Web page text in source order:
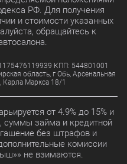
РФ. Для получения
и стоимости указанных
обращайтесь к
КПП: 544801001
область, г Обь, Арсенальная
Карла Маркса 18/1
от 4.9% до 15% и
суммы займа и кредитной
без штрафов и
комиссии
не взимаются.